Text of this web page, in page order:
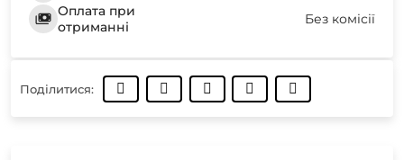
Оплата при
отриманні
Без комісії
Поділитися: